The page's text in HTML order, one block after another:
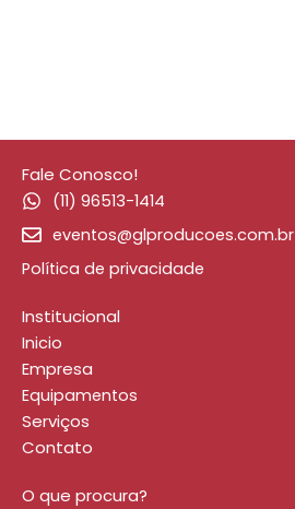
Fale Conosco!
(11) 96513-1414
eventos@glproducoes.com.br
Política de privacidade
Institucional
Inicio
Empresa
Equipamentos
Serviços
Contato
O que procura?